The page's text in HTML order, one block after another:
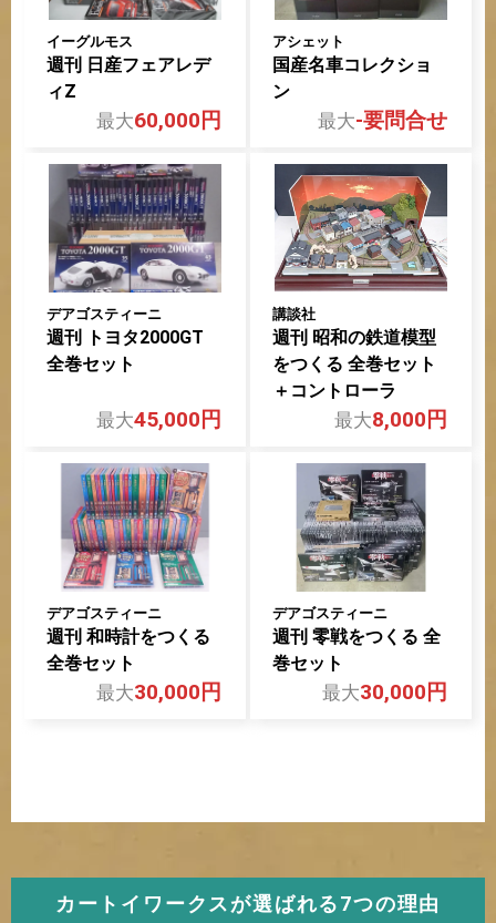
イーグルモス
週刊 日産フェアレデ
ィZ
60,000円
アシェット
国産名車コレクショ
ン
-要問合せ
デアゴスティーニ
週刊 トヨタ2000GT
全巻セット
45,000円
講談社
週刊 昭和の鉄道模型
をつくる 全巻セット
＋コントローラ
8,000円
デアゴスティーニ
週刊 和時計をつくる
全巻セット
30,000円
デアゴスティーニ
週刊 零戦をつくる 全
巻セット
30,000円
カートイワークスが選ばれる7つの理由